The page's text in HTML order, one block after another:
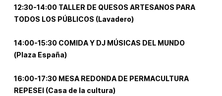
12:30-14:00 TALLER DE QUESOS ARTESANOS PARA
TODOS LOS PÚBLICOS (Lavadero)
14:00-15:30 COMIDA Y DJ MÚSICAS DEL MUNDO
(Plaza España)
16:00-17:30 MESA REDONDA DE PERMACULTURA
REPESEI (Casa de la cultura)